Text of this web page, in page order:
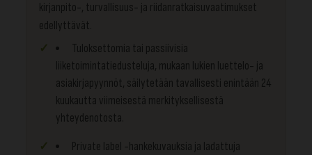
kirjanpito-, turvallisuus- ja riidanratkaisuvaatimukset
edellyttävät.
Tuloksettomia tai passiivisia
liiketoimintatiedusteluja, mukaan lukien luettelo- ja
asiakirjapyynnöt, säilytetään tavallisesti enintään 24
kuukautta viimeisestä merkityksellisestä
yhteydenotosta.
Private label -hankekuvauksia ja ladattuja